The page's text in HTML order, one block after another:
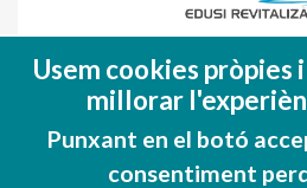
(FEDER)
Una manera de
Usem cookies pròpies
millorar
Punxant en el botó
consentiment